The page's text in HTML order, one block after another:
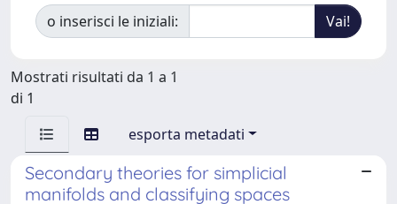
o inserisci le iniziali:
Mostrati risultati da 1 a 1
di 1
esporta metadati
Secondary theories for simplicial
manifolds and classifying spaces